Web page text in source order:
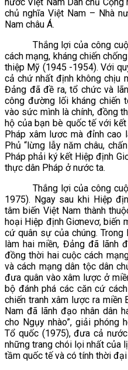
chủ nghĩa Việt Nam – Nhà
Nam châu Á.
Thắng lợi của công cuộc
cách mạng, kháng chiến
thiệp Mỹ (1945 -1954). Với
cả chứ nhất định không chịu
Đảng đã đề ra, tổ chức và
công đường lối kháng chiến
vào sức mình là chính, đồng
hộ của bạn bè quốc tế với
Pháp xâm lươc mà đỉnh cao
Phủ “lừng lẫy năm châu,
Pháp phải ký kết Hiệp định
thực dân Pháp ở nước ta.
Thắng lợi của công cuộc
1975). Ngay sau khi Hiệp
tâm biến Việt Nam thành
hoại Hiệp định Giơnevơ, biến
cứ quân sự của chúng.
làm hai miền, Đảng đã lãnh
đồng thời hai cuộc cách
và cách mạng dân tộc dân
đưa quân vào xâm lược ở
bộ đánh phá các căn cứ
chiến tranh xâm lược ra miền
Nam đã lãnh đạo nhân dân
cho Ngụy nhào”, giải phóng
Tổ quốc (1975), đưa cả
những trang chói lọi nhất của
tầm quốc tế và có tính thời